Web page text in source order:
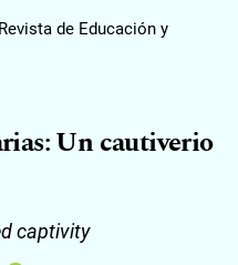
de Educación y
Un cautiverio
captivity